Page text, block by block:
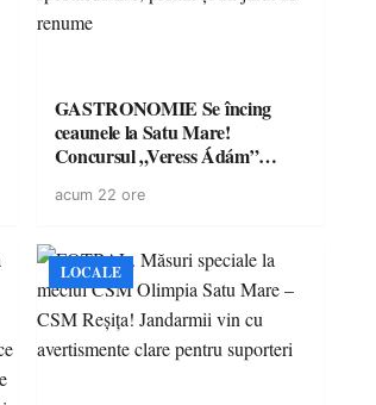
GASTRONOMIE Se încing
ceaunele la Satu Mare!
Concursul „Veress Ádám”
spectaculoase, premii și un jurat
acum 22 ore
LOCALE